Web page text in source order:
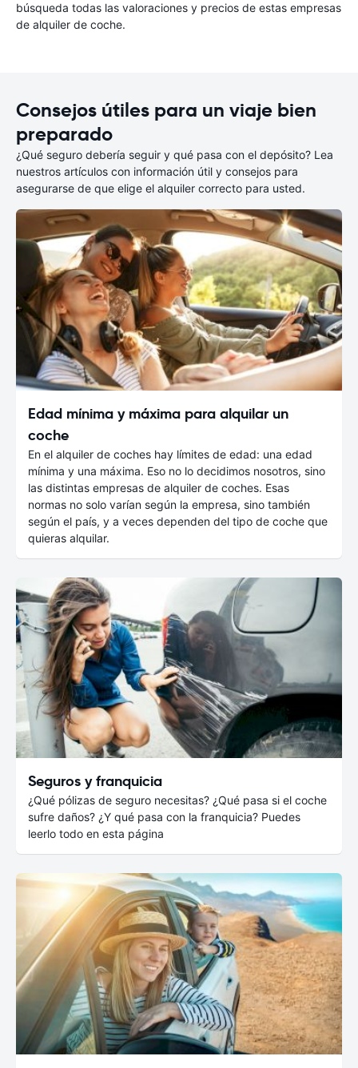
búsqueda todas las valoraciones y precios de estas empresas
de alquiler de coche.
Consejos útiles para un viaje bien
preparado
¿Qué seguro debería seguir y qué pasa con el depósito? Lea
nuestros artículos con información útil y consejos para
asegurarse de que elige el alquiler correcto para usted.
Edad mínima y máxima para alquilar un
coche
En el alquiler de coches hay límites de edad: una edad
mínima y una máxima. Eso no lo decidimos nosotros, sino
las distintas empresas de alquiler de coches. Esas
normas no solo varían según la empresa, sino también
según el país, y a veces dependen del tipo de coche que
quieras alquilar.
Seguros y franquicia
¿Qué pólizas de seguro necesitas? ¿Qué pasa si el coche
sufre daños? ¿Y qué pasa con la franquicia? Puedes
leerlo todo en esta página